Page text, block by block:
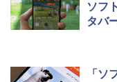
ソフ
タバ
「ソ